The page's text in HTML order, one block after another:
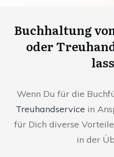
Buchhaltung
oder
Wenn Du für die
Treuhandservice in
für Dich diverse
in der